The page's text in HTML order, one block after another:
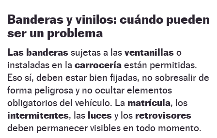
Banderas y vinilos: cuándo pueden
ser un problema
Las banderas sujetas a las ventanillas o
instaladas en la carrocería están permitidas.
Eso sí, deben estar bien fijadas, no sobresalir de
forma peligrosa y no ocultar elementos
obligatorios del vehículo. La matrícula, los
intermitentes, las luces y los retrovisores
deben permanecer visibles en todo momento.